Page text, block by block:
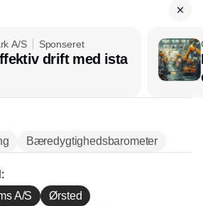
A/S Sponseret
drift med ista
Bæredygtighedsbarometer
A/S
Ørsted